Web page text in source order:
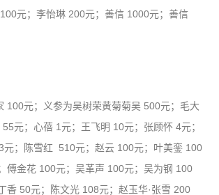
元；李怡琳 200元；善信 1000元；善信
100元；义参为吴树荣黄菊菊吴 500元；毛大
元；心蓓 1元；王飞明 10元；张顾怀 4元；
元；陈雪红 510元；赵云 100元；叶美銮 100
傅金花 100元；吴革声 100元；吴为钢 100
香 50元；陈文光 108元；赵玉华·张雪 200